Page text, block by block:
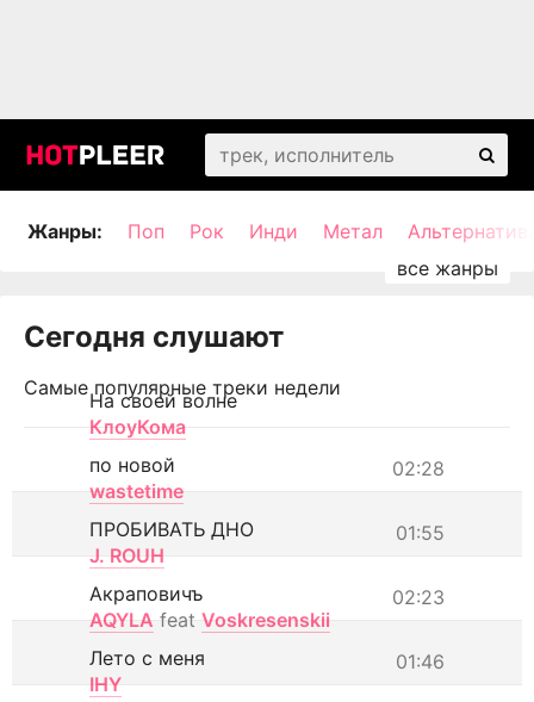
Жанры: Поп Рок Инди Метал
Сегодня слушают
Самые популярные треки недели
На своей волне
КлоуКома
02:28
по новой
wastetime
01:55
ПРОБИВАТЬ ДНО
J. ROUH
02:23
Акраповичъ
AQYLA feat Voskresenskii
01:46
Лето с меня
IHY